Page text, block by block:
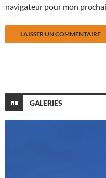
navigateur pour mon
GALERIES